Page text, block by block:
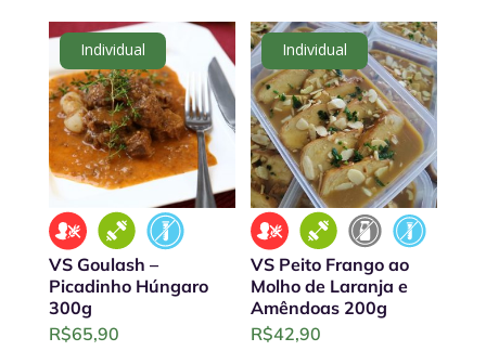
Individual
VS Goulash –
Picadinho Húngaro
300g
R$65,90
Individual
VS Peito Frango ao
Molho de Laranja e
Amêndoas 200g
R$42,90